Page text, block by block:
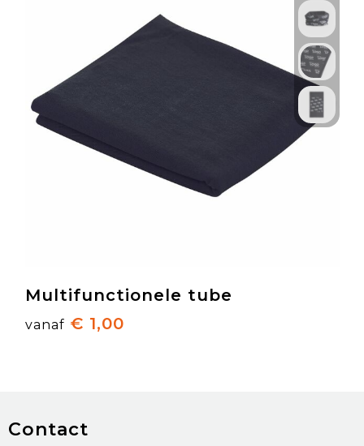
Multifunctionele tube
vanaf € 1,00
Contact